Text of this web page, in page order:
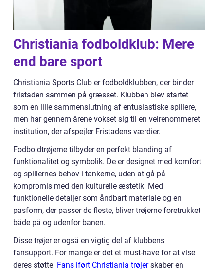
Christiania fodboldklub: Mere
end bare sport
Christiania Sports Club er fodboldklubben, der binder
fristaden sammen på græsset. Klubben blev startet
som en lille sammenslutning af entusiastiske spillere,
men har gennem årene vokset sig til en velrenommeret
institution, der afspejler Fristadens værdier.
Fodboldtrøjerne tilbyder en perfekt blanding af
funktionalitet og symbolik. De er designet med komfort
og spillernes behov i tankerne, uden at gå på
kompromis med den kulturelle æstetik. Med
funktionelle detaljer som åndbart materiale og en
pasform, der passer de fleste, bliver trøjerne foretrukket
både på og udenfor banen.
Disse trøjer er også en vigtig del af klubbens
fansupport. For mange er det et must-have for at vise
deres støtte. Fans iført Christiania trøjerskaber en